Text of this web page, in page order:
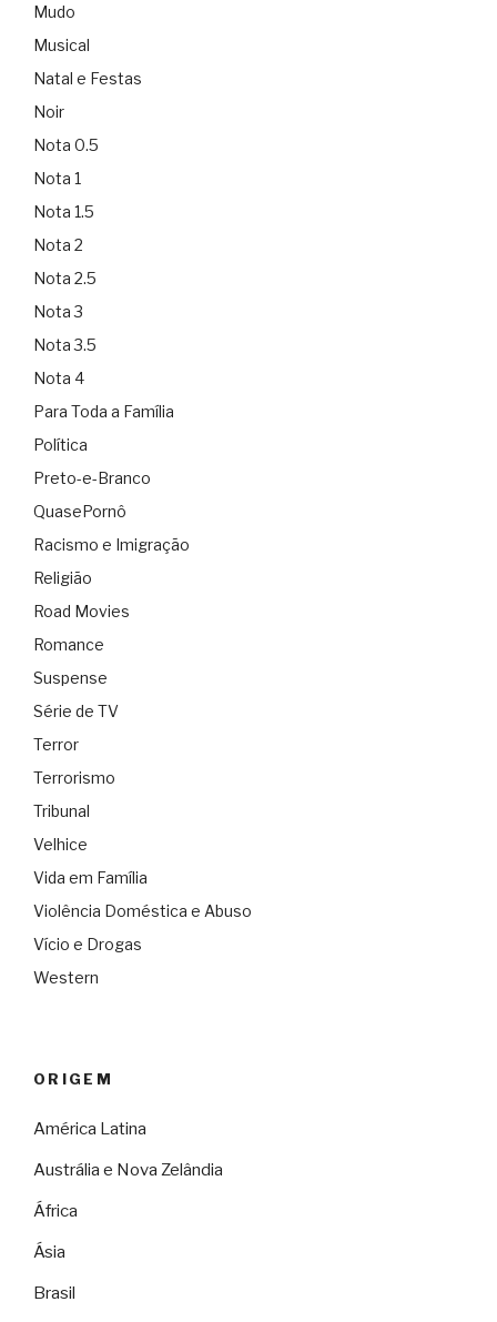
Mudo
Musical
Natal e Festas
Noir
Nota 0.5
Nota 1
Nota 1.5
Nota 2
Nota 2.5
Nota 3
Nota 3.5
Nota 4
Para Toda a Família
Política
Preto-e-Branco
QuasePornô
Racismo e Imigração
Religião
Road Movies
Romance
Suspense
Série de TV
Terror
Terrorismo
Tribunal
Velhice
Vida em Família
Violência Doméstica e Abuso
Vício e Drogas
Western
ORIGEM
América Latina
Austrália e Nova Zelândia
África
Ásia
Brasil